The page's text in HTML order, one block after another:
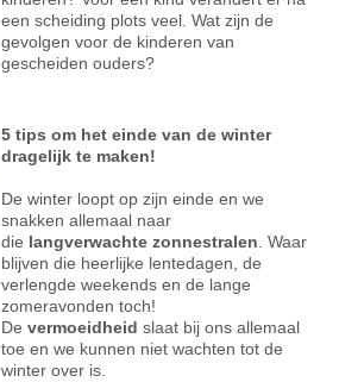
een scheiding plots veel. Wat zijn de
gevolgen voor de kinderen van
gescheiden ouders?
5 tips om het einde van de winter
dragelijk te maken!
De winter loopt op zijn einde en we
snakken allemaal naar
die langverwachte zonnestralen . Waar
blijven die heerlijke lentedagen, de
verlengde weekends en de lange
zomeravonden toch!
Devermoeidheid slaat bij ons allemaal
toe en we kunnen niet wachten tot de
winter over is.